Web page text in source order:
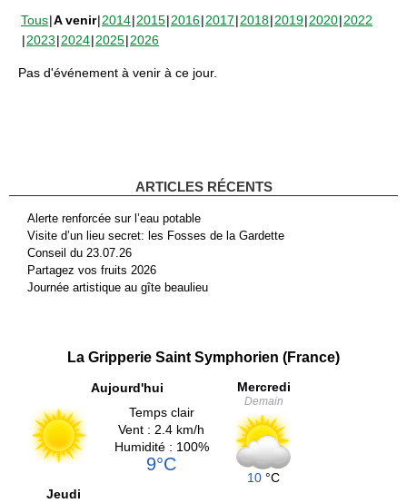
Tous A venir 2014 2015 2016 2017 2018 2019 2020 2022
2023 2024 2025 2026
Pas d'événement à venir à ce jour.
ARTICLES RÉCENTS
Alerte renforcée sur l’eau potable
Visite d’un lieu secret: les Fosses de la Gardette
Conseil du 23.07.26
Partagez vos fruits 2026
Journée artistique au gîte beaulieu
La Gripperie Saint Symphorien (France)
Aujourd'hui
Temps clair
Vent : 2.4 km/h
Humidité : 100%
9°C
Mercredi
Demain
10 °C
Jeudi